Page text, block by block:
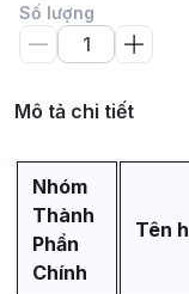
Số lượng
Mô tả chi tiết
Nhóm
Thành
Phần
Chính
Tên